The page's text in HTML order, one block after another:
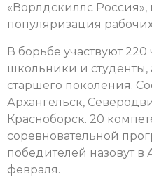
«Ворлдскиллс Россия»,
популяризация
В борьбе участвуют
школьники и студенты,
старшего поколения.
Архангельск,
Красноборск. 20
соревновательной
победителей назовут в
февраля.